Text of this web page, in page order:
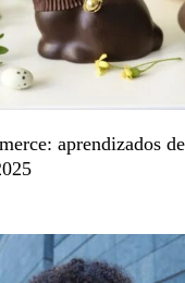
aprendizados